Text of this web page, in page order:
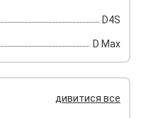
D4S
D Max
дивитися все